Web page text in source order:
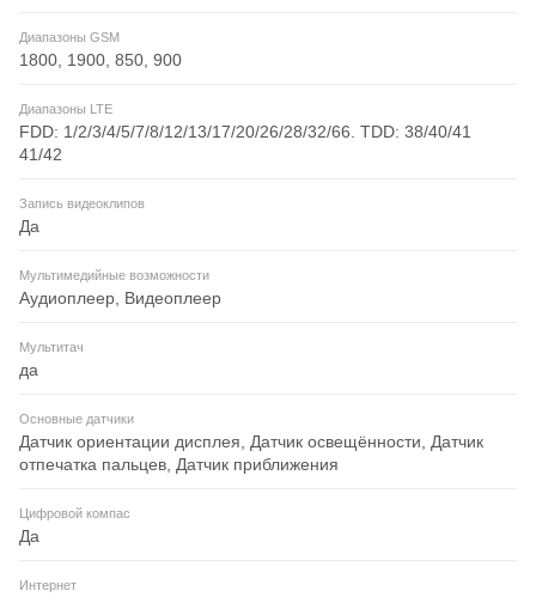
Диапазоны GSM
1800, 1900, 850, 900
Диапазоны LTE
FDD: 1/2/3/4/5/7/8/12/13/17/20/26/28/32/66. TDD: 38/40/41
41/42
Запись видеоклипов
Да
Мультимедийные возможности
Аудиоплеер, Видеоплеер
Мультитач
да
Основные датчики
Датчик ориентации дисплея, Датчик освещённости, Датчик
отпечатка пальцев, Датчик приближения
Цифровой компас
Да
Интернет